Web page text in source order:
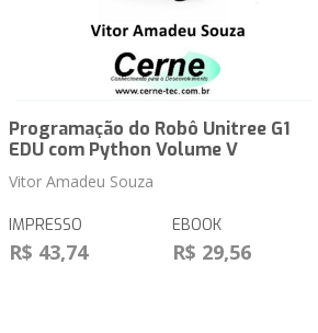
Programação do Robô Unitree G1
EDU com Python Volume V
Vitor Amadeu Souza
IMPRESSO
R$ 43,74
EBOOK
R$ 29,56